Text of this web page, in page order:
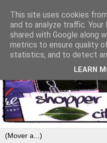
This site uses cookies
and to analyze traffic.
shared with Google along
metrics to ensure quality
statistics, and to detect
LEARN